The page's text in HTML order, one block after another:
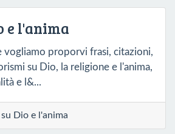
e l'anima
vogliamo proporvi frasi, citazioni,
su Dio, la religione e l'anima,
e l&...
Dio e l'anima